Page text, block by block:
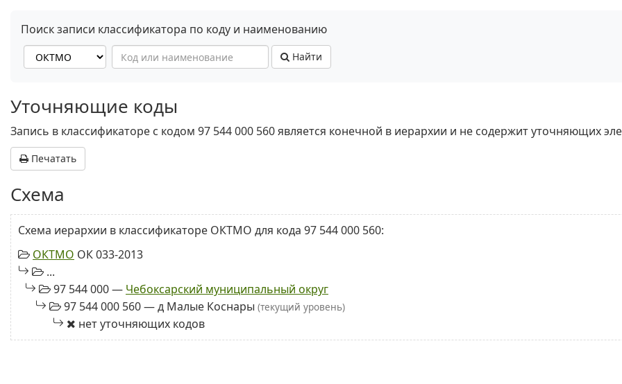
Поиск записи классификатора по коду и наименованию
Найти
Уточняющие коды
Запись в классификаторе с кодом 97 544 000 560 является конечной в иерархии и не содержит уточняющих
Печатать
Схема
Схема иерархии в классификаторе ОКТМО для кода 97 544 000 560:
ОКТМО ОК 033-2013
...
97 544 000 — Чебоксарский муниципальный округ
97 544 000 560 — д Малые Коснары (текущий уровень)
нет уточняющих кодов